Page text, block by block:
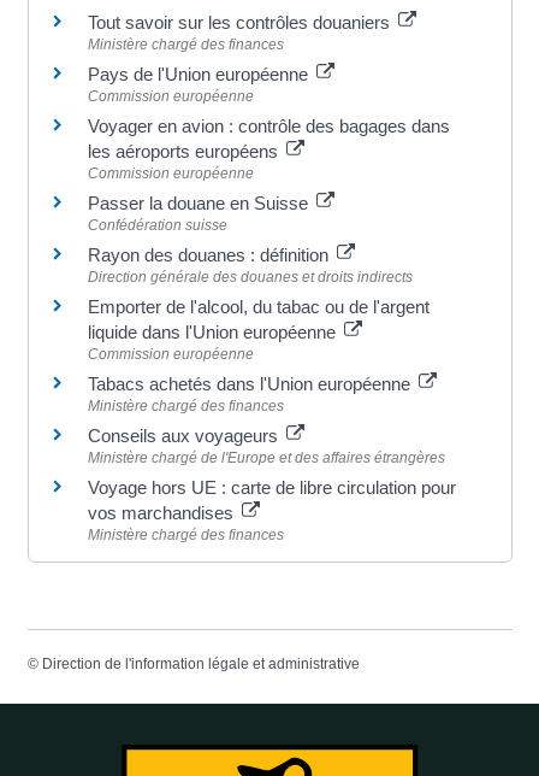
Tout savoir sur les contrôles douaniers
Ministère chargé des finances
Pays de l'Union européenne
Commission européenne
Voyager en avion : contrôle des bagages dans
les aéroports européens
Commission européenne
Passer la douane en Suisse
Confédération suisse
Rayon des douanes : définition
Direction générale des douanes et droits indirects
Emporter de l'alcool, du tabac ou de l'argent
liquide dans l'Union européenne
Commission européenne
Tabacs achetés dans l'Union européenne
Ministère chargé des finances
Conseils aux voyageurs
Ministère chargé de l'Europe et des affaires étrangères
Voyage hors UE : carte de libre circulation pour
vos marchandises
Ministère chargé des finances
© Direction de l'information légale et administrative